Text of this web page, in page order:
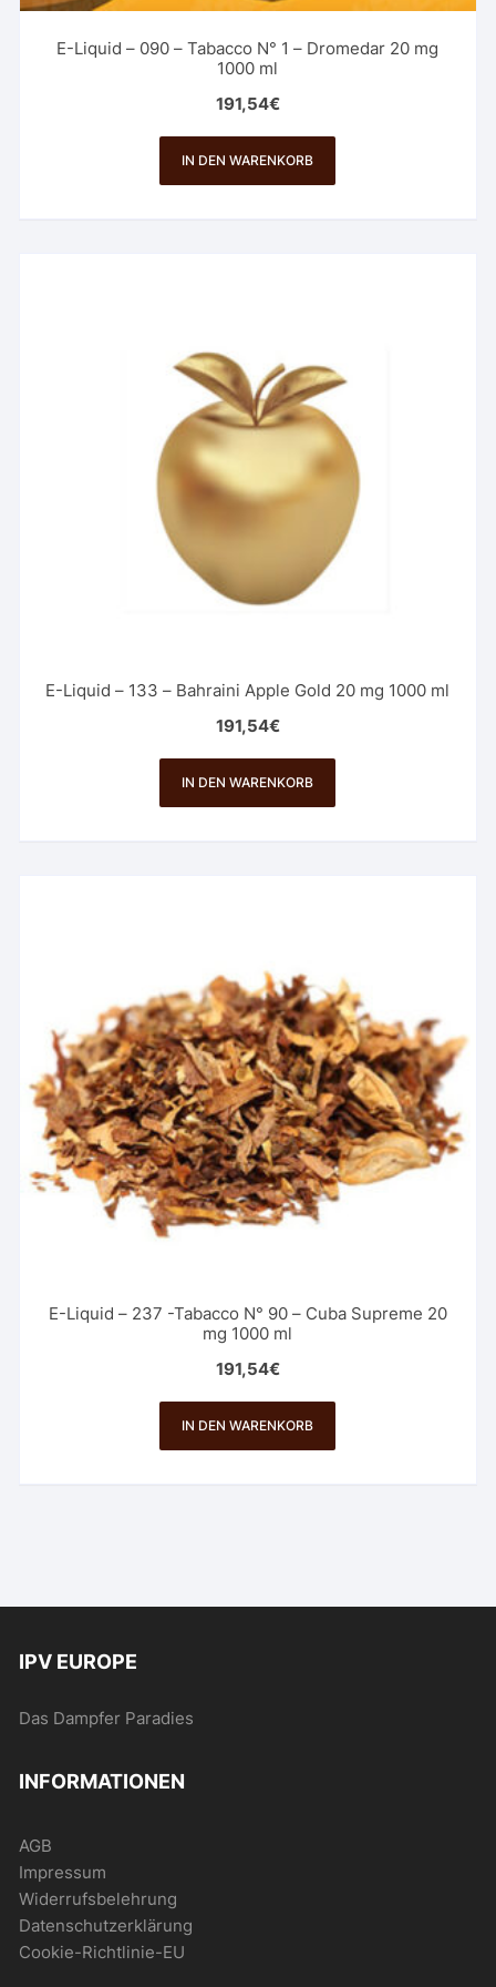
E-Liquid – 090 – Tabacco N° 1 – Dromedar 20 mg
1000 ml
191,54€
IN DEN WARENKORB
E-Liquid – 133 – Bahraini Apple Gold 20 mg 1000 ml
191,54€
IN DEN WARENKORB
E-Liquid – 237 -Tabacco N° 90 – Cuba Supreme 20
mg 1000 ml
191,54€
IN DEN WARENKORB
IPV EUROPE
Das Dampfer Paradies
INFORMATIONEN
AGB
Impressum
Widerrufsbelehrung
Datenschutzerklärung
Cookie-Richtlinie-EU